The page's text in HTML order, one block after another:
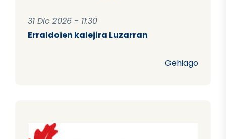
31 Dic 2026 - 11:30
Erraldoien kalejira Luzarran
Gehiago